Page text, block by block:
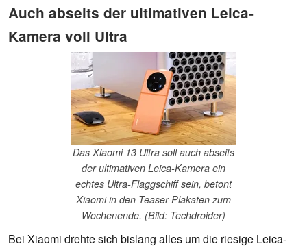
Auch abseits der ultimativen Leica-
Kamera voll Ultra
Das Xiaomi 13 Ultra soll auch abseits
der ultimativen Leica-Kamera ein
echtes Ultra-Flaggschiff sein, betont
Xiaomi in den Teaser-Plakaten zum
Wochenende. (Bild: Techdroider)
Bei Xiaomi drehte sich bislang alles um die riesige Leica-